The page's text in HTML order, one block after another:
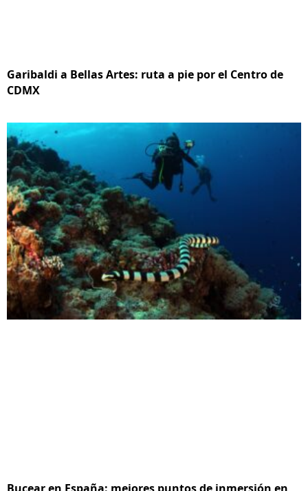
Garibaldi a Bellas Artes: ruta a pie por el Centro de
CDMX